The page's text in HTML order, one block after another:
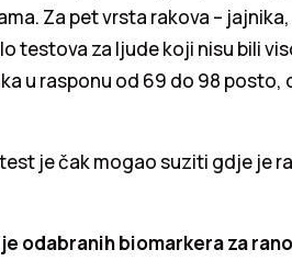
Za pet vrsta rakova –
testova za ljude koji nisu bili
u rasponu od 69 do 98 posto,
je čak mogao suziti gdje je
odabranih biomarkera za